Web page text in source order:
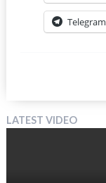
Telegram
LATEST VIDEO